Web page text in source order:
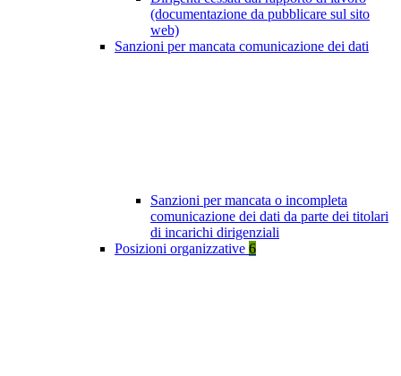
(documentazione da pubblicare sul sito
web)
Sanzioni per mancata comunicazione dei dati
Sanzioni per mancata o incompleta
comunicazione dei dati da parte dei titolari
di incarichi dirigenziali
Posizioni organizzative 6